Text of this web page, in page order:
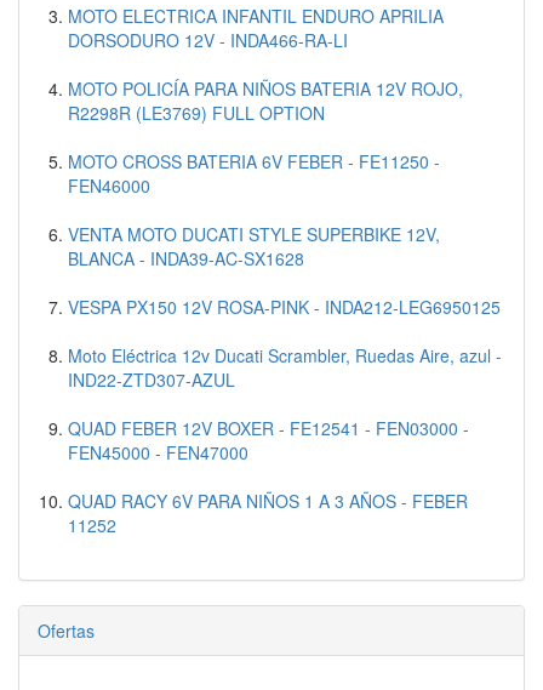
MOTO ELECTRICA INFANTIL ENDURO APRILIA
DORSODURO 12V - INDA466-RA-LI
MOTO POLICÍA PARA NIÑOS BATERIA 12V ROJO,
R2298R (LE3769) FULL OPTION
MOTO CROSS BATERIA 6V FEBER - FE11250 -
FEN46000
VENTA MOTO DUCATI STYLE SUPERBIKE 12V,
BLANCA - INDA39-AC-SX1628
VESPA PX150 12V ROSA-PINK - INDA212-LEG6950125
Moto Eléctrica 12v Ducati Scrambler, Ruedas Aire, azul -
IND22-ZTD307-AZUL
QUAD FEBER 12V BOXER - FE12541 - FEN03000 -
FEN45000 - FEN47000
QUAD RACY 6V PARA NIÑOS 1 A 3 AÑOS - FEBER
11252
Ofertas